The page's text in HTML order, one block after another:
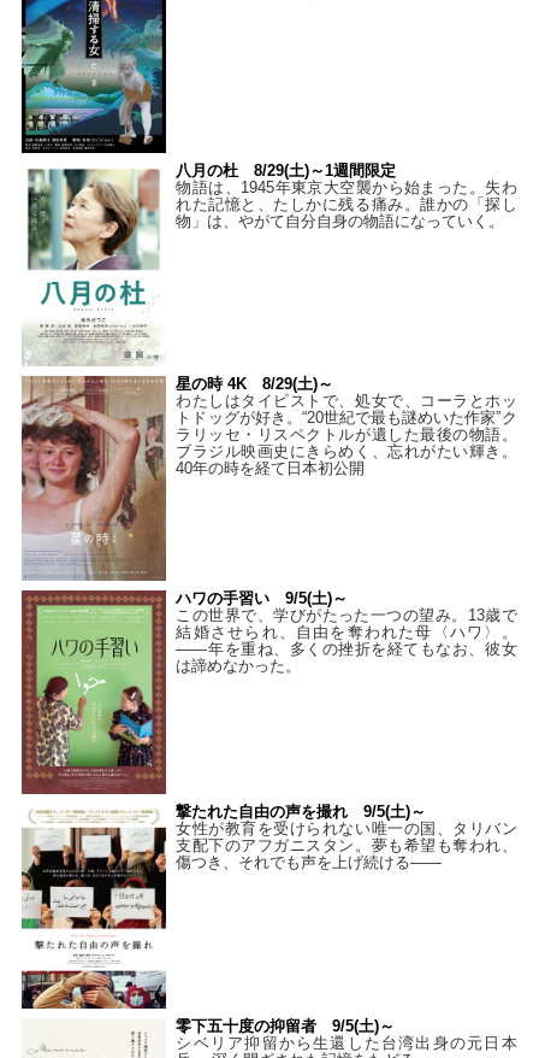
八月の杜 8/29(土)～1週間限定
物語は、1945年東京大空襲から始まった。失わ
れた記憶と、たしかに残る痛み。誰かの「探し
物」は、やがて自分自身の物語になっていく。
星の時 4K 8/29(土)～
わたしはタイピストで、処⼥で、コーラとホッ
トドッグが好き。“20世紀で最も謎めいた作家”ク
ラリッセ・リスペクトルが遺した最後の物語。
ブラジル映画史にきらめく、忘れがたい輝き。
40年の時を経て⽇本初公開
ハワの手習い 9/5(土)～
この世界で、学びがたった一つの望み。13歳で
結婚させられ、自由を奪われた母〈ハワ〉。
——年を重ね、多くの挫折を経てもなお、彼女
は諦めなかった。
撃たれた自由の声を撮れ 9/5(土)～
女性が教育を受けられない唯一の国、タリバン
支配下のアフガニスタン。夢も希望も奪われ、
傷つき、それでも声を上げ続ける——
零下五十度の抑留者 9/5(土)～
シベリア抑留から生還した台湾出身の元日本